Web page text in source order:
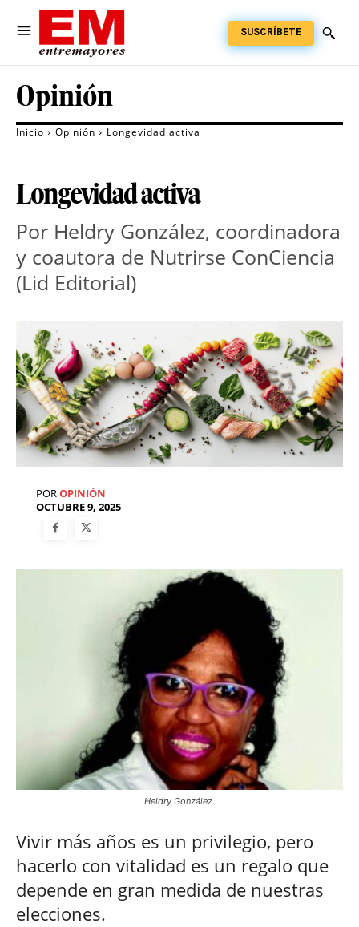
SUSCRÍBETE
Opinión
Inicio Opinión Longevidad activa
Longevidad activa
Por Heldry González, coordinadora
y coautora de Nutrirse ConCiencia
(Lid Editorial)
POROPINIÓN
OCTUBRE 9, 2025
Heldry González.
Vivir más años es un privilegio, pero
hacerlo con vitalidad es un regalo que
depende en gran medida de nuestras
elecciones.